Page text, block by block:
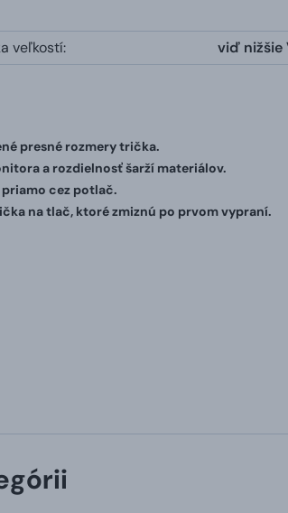
veľkostí: viď nižšie
presné rozmery trička.
a rozdielnosť šarží materiálov.
priamo cez potlač.
na tlač, ktoré zmiznú po prvom vypraní.